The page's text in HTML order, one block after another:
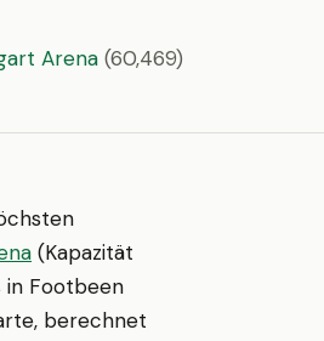
Arena(60,469)
(Kapazität
in Footbeen
berechnet